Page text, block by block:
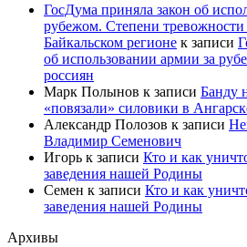
ГосДума приняла закон об
рубежом. Степени тревожности
Байкальском регионе к записи
об использовании армии за
россиян
Марк Полынов к записи Банду
«повязали» силовики в
Александр Полозов к записи
Владимир Семенович
Игорь к записи Кто и как
заведения нашей Родины
Семен к записи Кто и как
заведения нашей Родины
Архивы